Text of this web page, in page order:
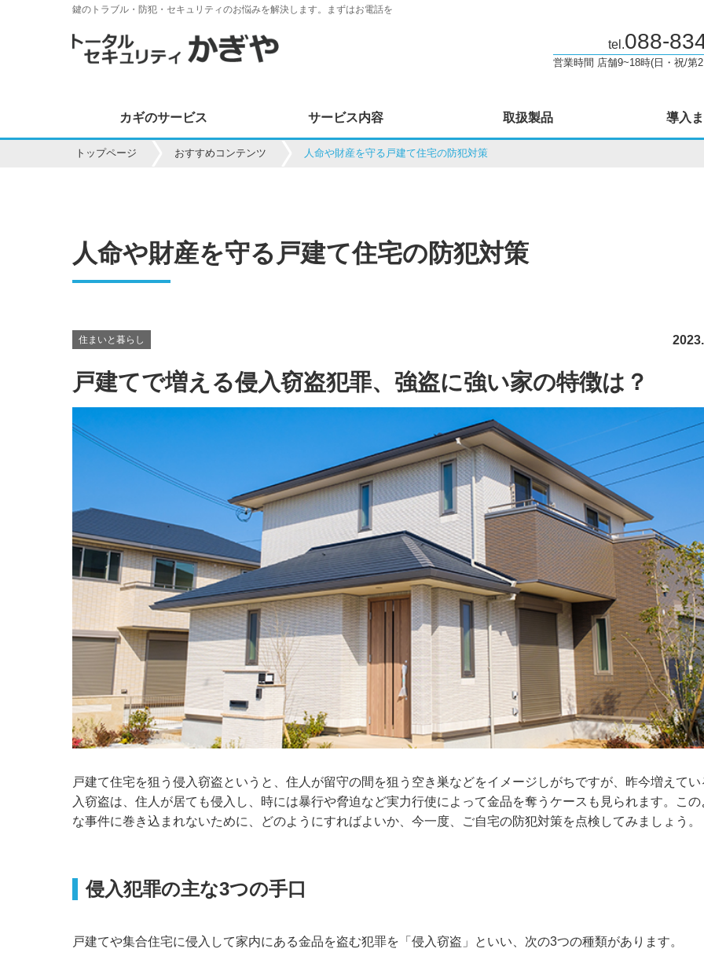
鍵のトラブル・防犯・セキュリティのお悩みを解決します。まずはお電話を
tel.088-
営業時間 店舗9~18時(日・祝/
カギのサービス サービス内容 取扱製品 導入
トップページ おすすめコンテンツ 人命や財産を守る戸建て住宅の防犯対策
人命や財産を守る戸建て住宅の防犯対策
住まいと暮らし
戸建てで増える侵入窃盗犯罪、強盗に強い家の特徴は？
戸建て住宅を狙う侵入窃盗というと、住人が留守の間を狙う空き巣などをイメージしがちですが、昨今増えてい
入窃盗は、住人が居ても侵入し、時には暴行や脅迫など実力行使によって金品を奪うケースも見られます。この
な事件に巻き込まれないために、どのようにすればよいか、今一度、ご自宅の防犯対策を点検してみましょう。
侵入犯罪の主な3つの手口
戸建てや集合住宅に侵入して家内にある金品を盗む犯罪を「侵入窃盗」といい、次の3つの種類があります。